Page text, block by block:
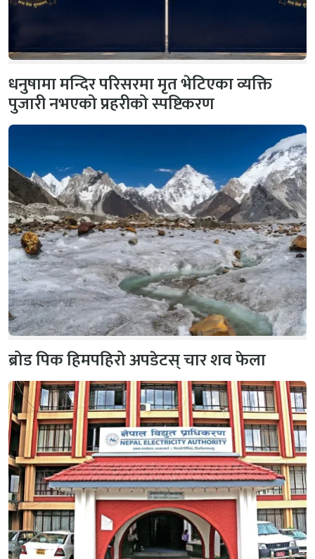
धनुषामा मन्दिर परिसरमा मृत भेटिएका व्यक्ति
पुजारी नभएको प्रहरीको स्पष्टिकरण
ब्रोड पिक हिमपहिरो अपडेटस् चार शव फेला